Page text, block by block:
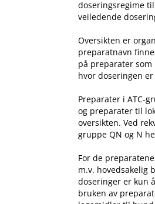
doseringsregime
veiledende
Oversikten er
preparatnavn
på preparater
hvor doseringen
Preparater i ATC-
og preparater til
oversikten. Ved
gruppe QN og N
For de
m.v. hovedsakelig
doseringer er kun
bruken av